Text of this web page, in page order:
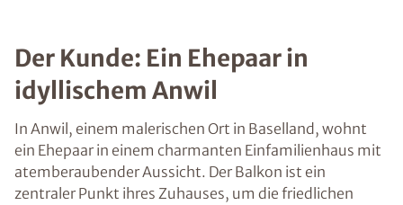
Der Kunde: Ein Ehepaar in
idyllischem Anwil
In Anwil, einem malerischen Ort in Baselland, wohnt
ein Ehepaar in einem charmanten Einfamilienhaus mit
atemberaubender Aussicht. Der Balkon ist ein
zentraler Punkt ihres Zuhauses, um die friedlichen